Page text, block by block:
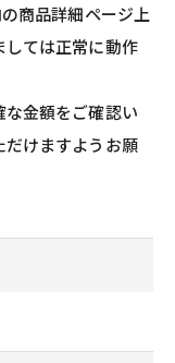
商品詳細ページ上
ては正常に動作
金額をご確認い
けますようお願